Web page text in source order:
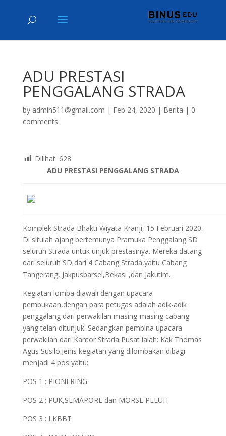
ADU PRESTASI
PENGGALANG STRADA
by admin511@gmail.com | Feb 24, 2020 | Berita | 0
comments
Dilihat: 628
ADU PRESTASI PENGGALANG STRADA
Komplek Strada Bhakti Wiyata Kranji, 15 Februari 2020.
Di situlah ajang bertemunya Pramuka Penggalang SD
seluruh Strada untuk unjuk prestasinya. Mereka datang
dari seluruh SD dari 4 Cabang Strada,yaitu Cabang
Tangerang, Jakpusbarsel,Bekasi ,dan Jakutim.
Kegiatan lomba diawali dengan upacara
pembukaan,dengan para petugas adalah adik-adik
penggalang dari perwakilan masing-masing cabang
yang telah ditunjuk. Sedangkan pembina upacara
perwakilan dari Kantor Strada Pusat ialah: Kak Thomas
Agus Susilo.Jenis kegiatan yang dilombakan dibagi
menjadi 4 pos yaitu:
POS 1 : PIONERING
POS 2 : PUK,SEMAPORE dan MORSE PELUIT
POS 3 : LKBBT